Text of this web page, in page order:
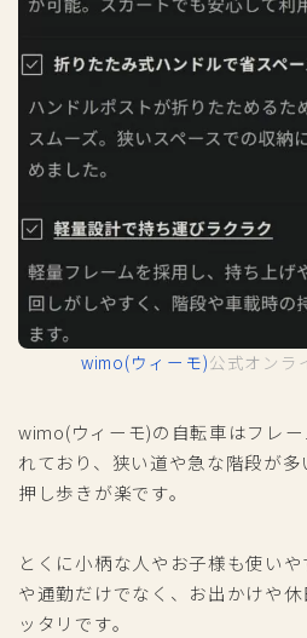
wimo(ウィーモ)公式オンラ
wimo(ウィーモ)の自転車はフレ
れており、狭い道や急な階段が
押し歩きが楽です。
とくに小柄な人やお子様も使い
や通勤だけでなく、お出かけや
ッタリです。